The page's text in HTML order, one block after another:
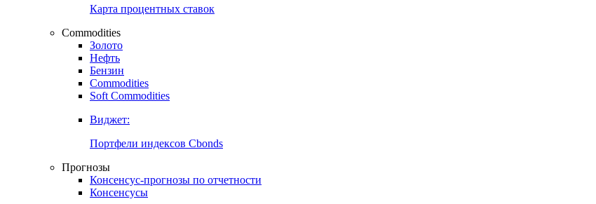
Карта процентных ставок
Commodities
Золото
Нефть
Бензин
Commodities
Soft Commodities
Виджет:
Портфели индексов Cbonds
Прогнозы
Консенсус-прогнозы по отчетности
Консенсусы